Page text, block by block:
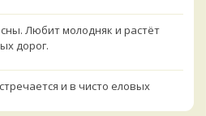
Любит молодняк и растёт
дорог.
и в чисто еловых